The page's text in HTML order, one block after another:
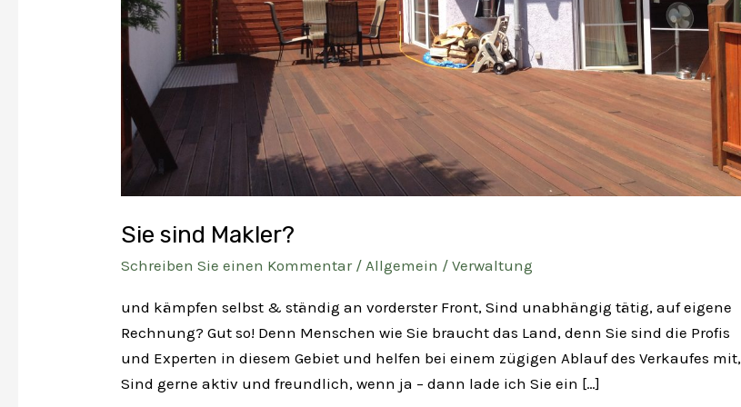
Sie sind Makler?
Schreiben Sie einen Kommentar / Allgemein /Verwaltung
und kämpfen selbst & ständig an vorderster Front, Sind unabhängig tätig, auf eigene
Rechnung? Gut so! Denn Menschen wie Sie braucht das Land, denn Sie sind die Profis
und Experten in diesem Gebiet und helfen bei einem zügigen Ablauf des Verkaufes mit,
Sind gerne aktiv und freundlich, wenn ja – dann lade ich Sie ein […]